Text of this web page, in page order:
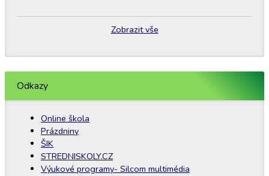
Zobrazit vše
Odkazy
Online škola
Prázdniny
ŠIK
STREDNISKOLY.CZ
Výukové programy- Silcom multimédia